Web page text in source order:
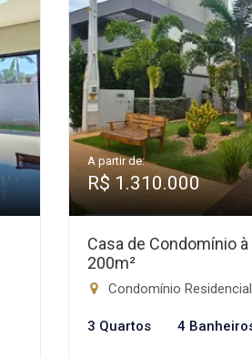
A partir de:
R$ 1.310.000
Casa de Condomínio
200m²
Condomínio
3 Quartos 4